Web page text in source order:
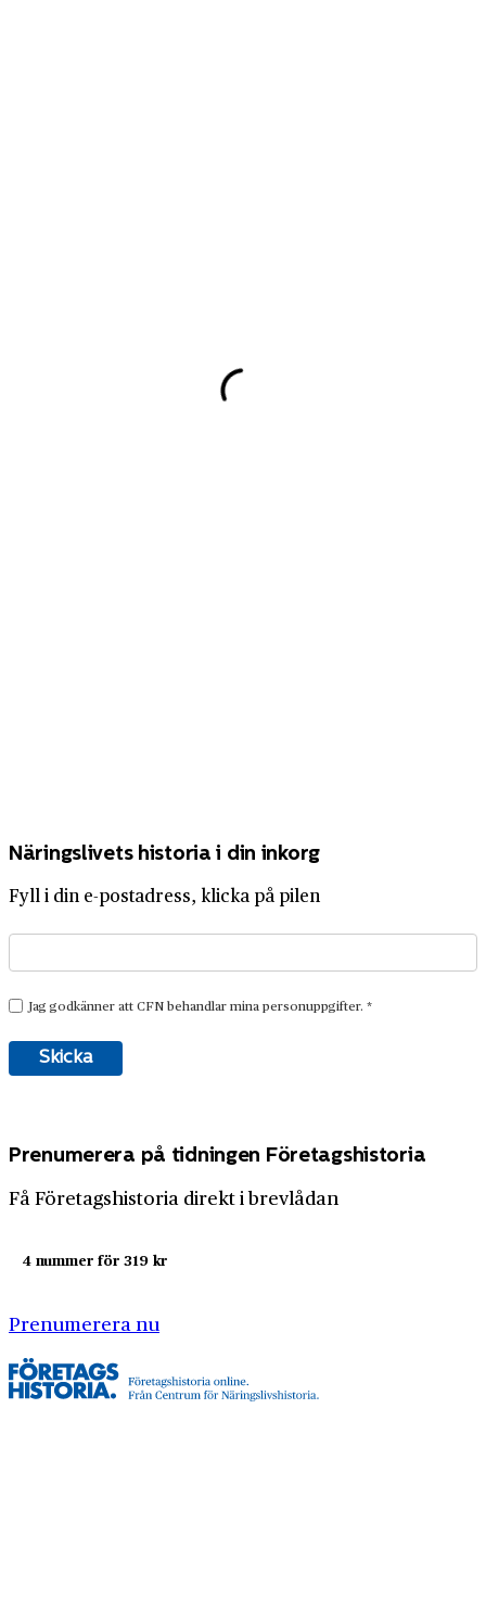
Näringslivets historia i din inkorg
Fyll i din e-postadress, klicka på pilen
Prenumerera på tidningen Företagshistoria
Få Företagshistoria direkt i brevlådan
4 nummer för 319 kr
Prenumerera nu